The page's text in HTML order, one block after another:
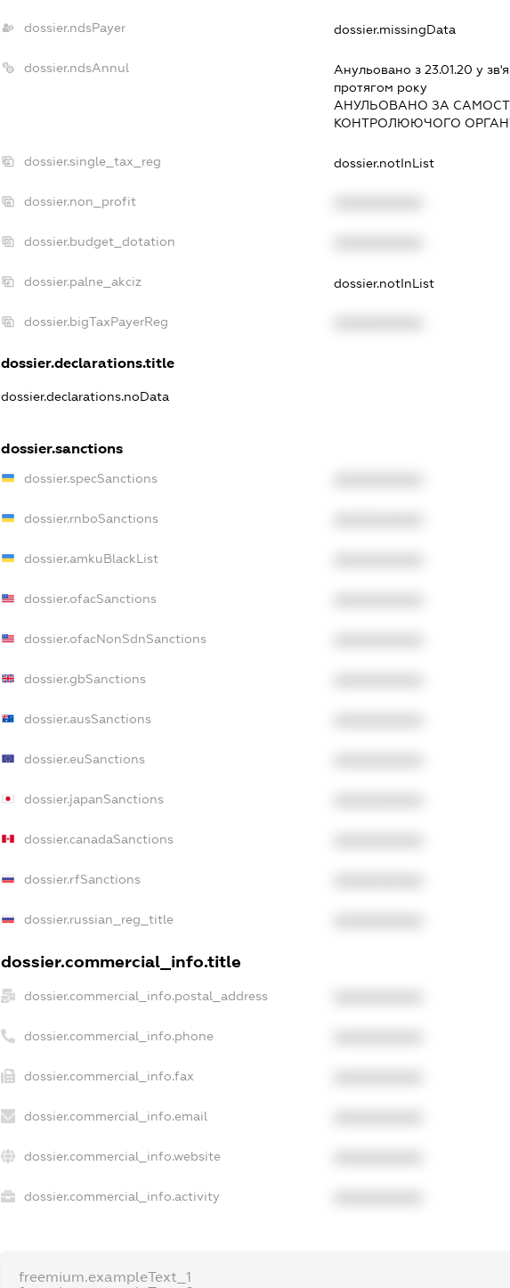
dossier.ndsPayer dossier.missingData
dossier.ndsAnnul Анульовано з 23.01.20 у
протягом року
АНУЛЬОВАНО ЗА
КОНТРОЛЮЮЧОГО
dossier.single_tax_reg dossier.notInList
dossier.non_profit
dossier.budget_dotation
dossier.palne_akciz dossier.notInList
dossier.bigTaxPayerReg
dossier.declarations.title
dossier.declarations.noData
dossier.sanctions
dossier.specSanctions
dossier.rnboSanctions
dossier.amkuBlackList
dossier.ofacSanctions
dossier.ofacNonSdnSanctions
dossier.gbSanctions
dossier.ausSanctions
dossier.euSanctions
dossier.japanSanctions
dossier.canadaSanctions
dossier.rfSanctions
dossier.russian_reg_title
dossier.commercial_info.title
dossier.commercial_info.postal_address
dossier.commercial_info.phone
dossier.commercial_info.fax
dossier.commercial_info.email
dossier.commercial_info.website
dossier.commercial_info.activity
freemium.exampleText_1